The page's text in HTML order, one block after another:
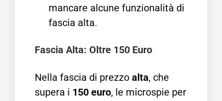
mancare alcune funzionalità di
fascia alta.
Fascia Alta: Oltre 150 Euro
Nella fascia di prezzo alta, che
supera i 150 euro, le microspie per